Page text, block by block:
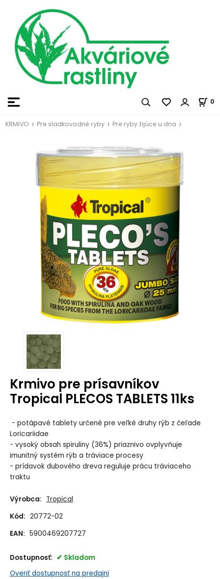
0
KRMIVO Pre sladkovodné ryby Pre ryby žijúce u dna
Krmivo pre prísavníkov
Tropical PLECOS TABLETS 11ks
- potápavé tablety určené pre veľké druhy rýb z čeľade
Loricariidae
- vysoký obsah spiruliny (36%) priaznivo ovplyvňuje
imunitný systém rýb a tráviace procesy
- prídavok dubového dreva reguluje prácu tráviaceho
traktu
Výrobca: Tropical
Kód: 20772-02
EAN: 5900469207727
Dostupnosť:
Skladom
Overiť dostupnosť na predajni